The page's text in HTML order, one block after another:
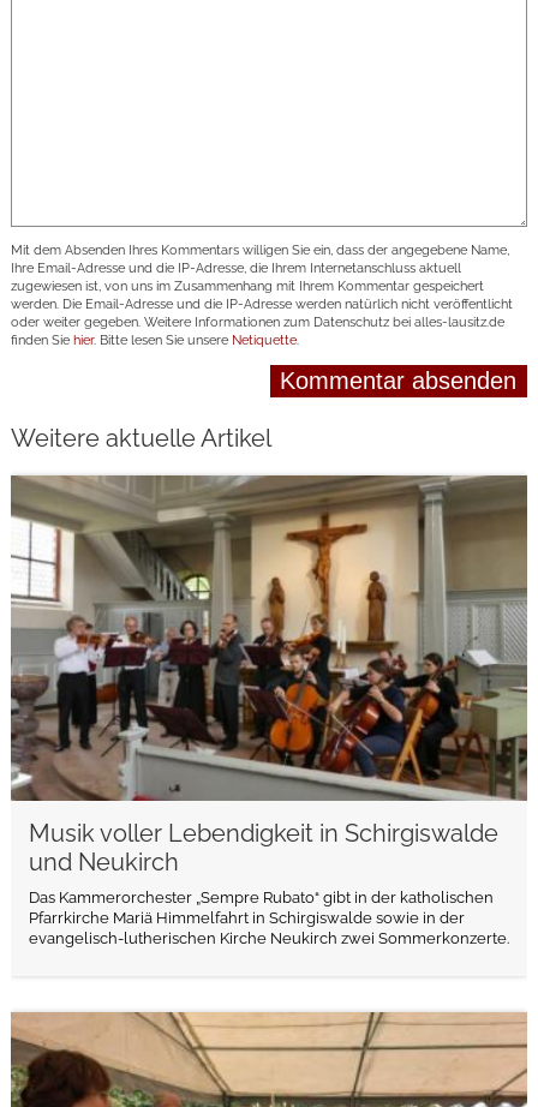
Mit dem Absenden Ihres Kommentars willigen Sie ein, dass der angegebene Name,
Ihre Email-Adresse und die IP-Adresse, die Ihrem Internetanschluss aktuell
zugewiesen ist, von uns im Zusammenhang mit Ihrem Kommentar gespeichert
werden. Die Email-Adresse und die IP-Adresse werden natürlich nicht veröffentlicht
oder weiter gegeben. Weitere Informationen zum Datenschutz bei alles-lausitz.de
finden Sie hier. Bitte lesen Sie unsere Netiquette.
Weitere aktuelle Artikel
Musik voller Lebendigkeit in Schirgiswalde
und Neukirch
Das Kammerorchester „Sempre Rubato“ gibt in der katholischen
Pfarrkirche Mariä Himmelfahrt in Schirgiswalde sowie in der
evangelisch-lutherischen Kirche Neukirch zwei Sommerkonzerte.
weiterlesen
weiterlesen